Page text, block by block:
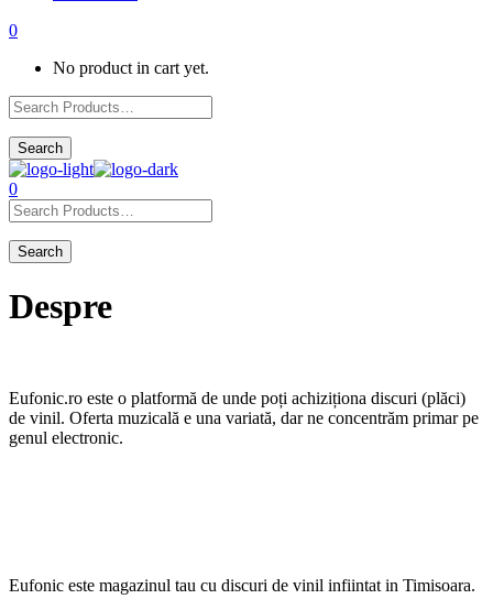
0
No product in cart yet.
0
Despre
Eufonic.ro este o platformă de unde poți achiziționa discuri (plăci)
de vinil. Oferta muzicală e una variată, dar ne concentrăm primar pe
genul electronic.
Eufonic este magazinul tau cu discuri de vinil infiintat in Timisoara.